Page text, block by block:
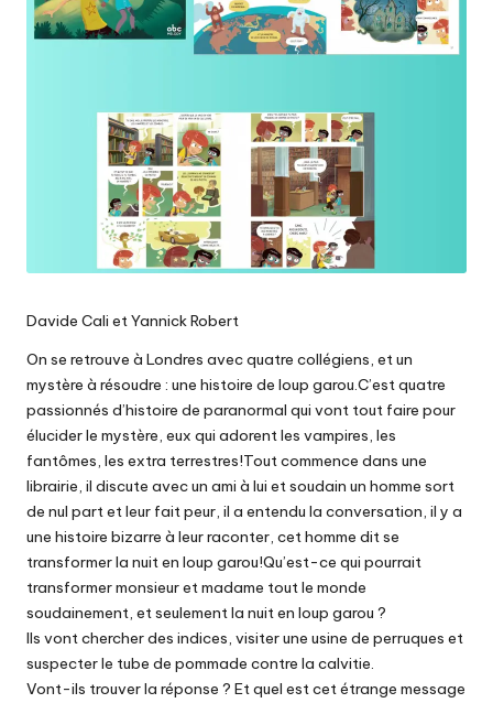
Davide Cali et Yannick Robert
On se retrouve à Londres avec quatre collégiens, et un
mystère à résoudre : une histoire de loup garou.C’est quatre
passionnés d’histoire de paranormal qui vont tout faire pour
élucider le mystère, eux qui adorent les vampires, les
fantômes, les extra terrestres!Tout commence dans une
librairie, il discute avec un ami à lui et soudain un homme sort
de nul part et leur fait peur, il a entendu la conversation, il y a
une histoire bizarre à leur raconter, cet homme dit se
transformer la nuit en loup garou!Qu’est-ce qui pourrait
transformer monsieur et madame tout le monde
soudainement, et seulement la nuit en loup garou ?
Ils vont chercher des indices, visiter une usine de perruques et
suspecter le tube de pommade contre la calvitie.
Vont-ils trouver la réponse ? Et quel est cet étrange message